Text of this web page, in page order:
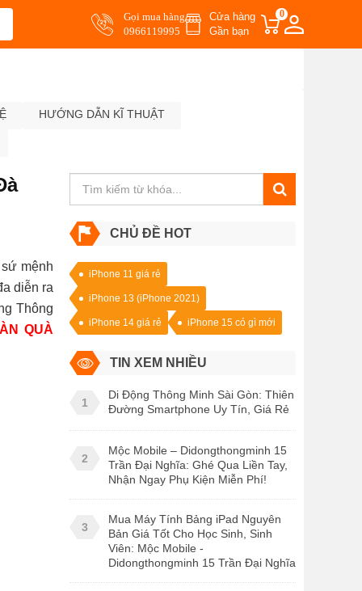
Gọi mua hàng
0966119995
Cửa hàng
Gần bạn
0
HƯỚNG DẪN KĨ THUẬT
mệnh
diễn ra
Thông
QUÀ
CHỦ ĐỀ HOT
iPhone 11 giá rẻ
iPhone 13 (iPhone 2021)
iPhone 14 giá rẻ iPhone 15 có gì mới
TIN XEM NHIỀU
1
Di Động Thông Minh Sài Gòn: Thiên
Đường Smartphone Uy Tín, Giá Rẻ
2
Mộc Mobile – Didongthongminh 15
Trần Đại Nghĩa: Ghé Qua Liền Tay,
Nhận Ngay Phụ Kiện Miễn Phí!
3
Mua Máy Tính Bảng iPad Nguyên
Bản Giá Tốt Cho Học Sinh, Sinh
Viên: Mộc Mobile -
Didongthongminh 15 Trần Đại Nghĩa